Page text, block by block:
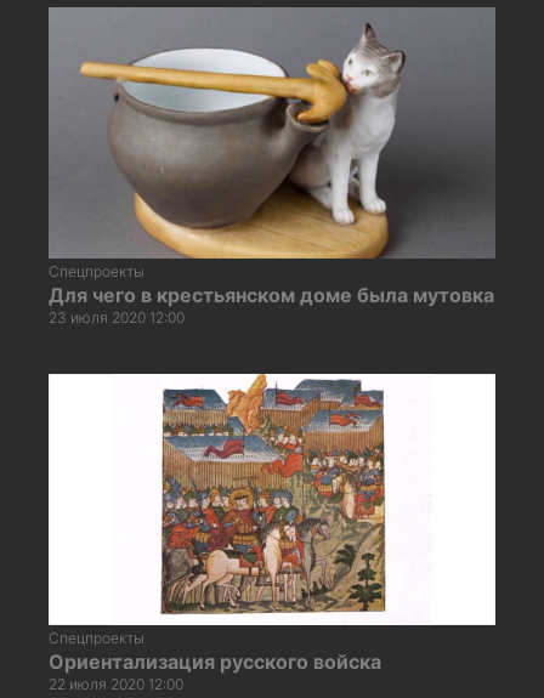
Спецпроекты
Для чего в крестьянском доме была мутовка
23 июля 2020 12:00
Спецпроекты
Ориентализация русского войска
22 июля 2020 12:00